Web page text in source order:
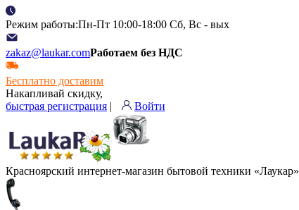
Режим работы:Пн-Пт 10:00-18:00 Сб, Вс - вых
zakaz@laukar.comРаботаем без НДС
Бесплатно доставим
Накапливай скидку,
быстрая регистрация | Войти
Красноярский интернет-магазин бытовой техники «Лаукар»